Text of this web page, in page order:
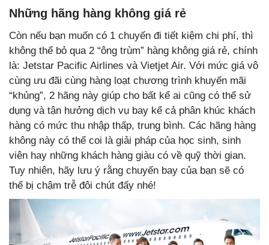
Những hãng hàng không giá rẻ
Còn nếu bạn muốn có 1 chuyến đi tiết kiệm chi phí, thì
không thể bỏ qua 2 “ông trùm” hàng không giá rẻ, chính
là: Jetstar Pacific Airlines và Vietjet Air. Với mức giá vô
cùng ưu đãi cùng hàng loạt chương trình khuyến mãi
“khủng”, 2 hãng này giúp cho bất kể ai cũng có thể sử
dụng và tận hưởng dịch vụ bay kể cả phân khúc khách
hàng có mức thu nhập thấp, trung bình. Các hãng hàng
không này có thể coi là giải pháp của học sinh, sinh
viên hay những khách hàng giàu có về quỹ thời gian.
Tuy nhiên, hãy lưu ý rằng chuyến bay của bạn sẽ có
thể bị chậm trễ đôi chút đấy nhé!